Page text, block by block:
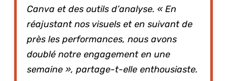
Canva et des outils d’analyse. « En
réajustant nos visuels et en suivant de
près les performances, nous avons
doublé notre engagement en une
semaine », partage-t-elle enthousiaste.